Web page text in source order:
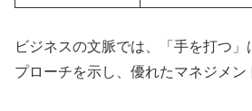
ビジネスの文脈では、「手を打つ
プローチを示し、優れたマネジメン